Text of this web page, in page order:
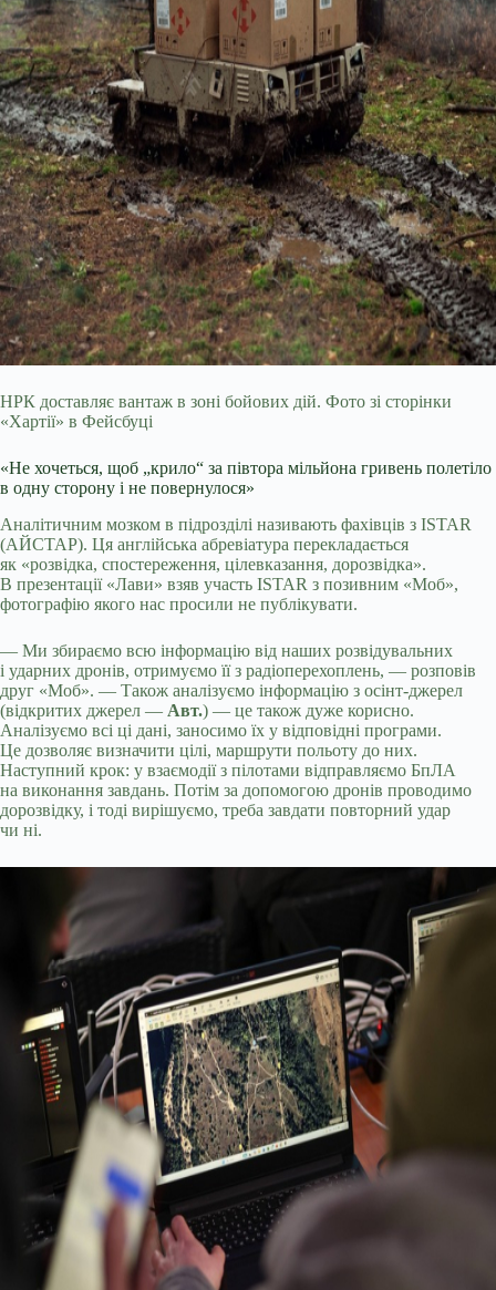
НРК доставляє вантаж в зоні бойових дій. Фото зі сторінки
«Хартії» в Фейсбуці
«Не хочеться, щоб „крило“ за півтора мільйона гривень полетіло
в одну сторону і не повернулося»
Аналітичним мозком в підрозділі називають фахівців з ISTAR
(АЙСТАР). Ця англійська абревіатура перекладається
як «розвідка, спостереження, цілевказання, дорозвідка».
В презентації «Лави» взяв участь ISTAR з позивним «Моб»,
фотографію якого нас просили не публікувати.
— Ми збираємо всю інформацію від наших розвідувальних
і ударних дронів, отримуємо її з радіоперехоплень, — розповів
друг «Моб». — Також аналізуємо інформацію з осінт-джерел
(відкритих джерел — Авт.) — це також дуже корисно.
Аналізуємо всі ці дані, заносимо їх у відповідні програми.
Це дозволяє визначити цілі, маршрути польоту до них.
Наступний крок: у взаємодії з пілотами відправляємо БпЛА
на виконання завдань. Потім за допомогою дронів проводимо
дорозвідку, і тоді вирішуємо, треба завдати повторний удар
чи ні.